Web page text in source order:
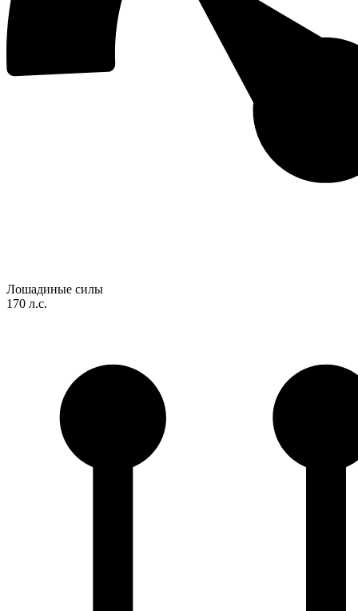
Лошадиные силы
170 л.с.